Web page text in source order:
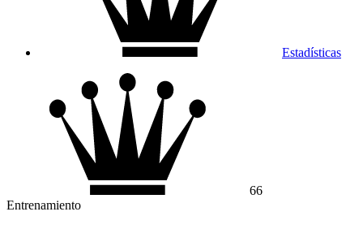
Estadísticas
66
Entrenamiento